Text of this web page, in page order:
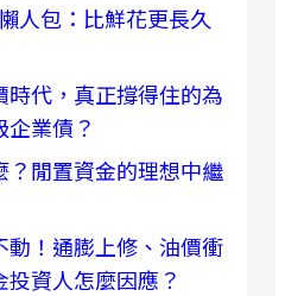
人包：比鮮花更長久
時代，真正撐得住的為
業債？
？閒置資金的理想中繼
動！通膨上修、油價衝
資人怎麼因應？